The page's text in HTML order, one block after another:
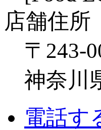
店舗住所
〒243-
神奈川
電話す